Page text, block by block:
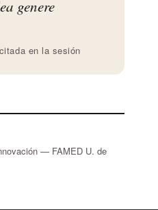
genere
en la sesión
— FAMED U. de